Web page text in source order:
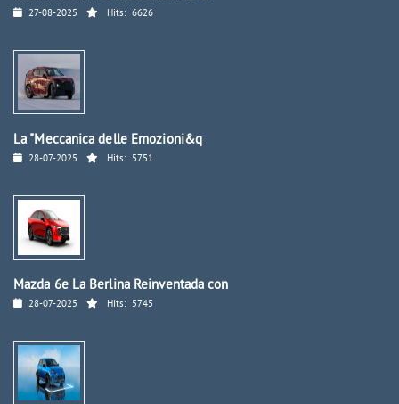
27-08-2025 Hits: 6626
La "Meccanica delle Emozioni&q
28-07-2025 Hits: 5751
Mazda 6e La Berlina Reinventada con
28-07-2025 Hits: 5745